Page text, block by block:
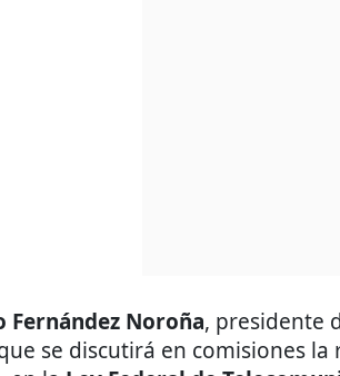
Fernández Noroña, presidente
se discutirá en comisiones